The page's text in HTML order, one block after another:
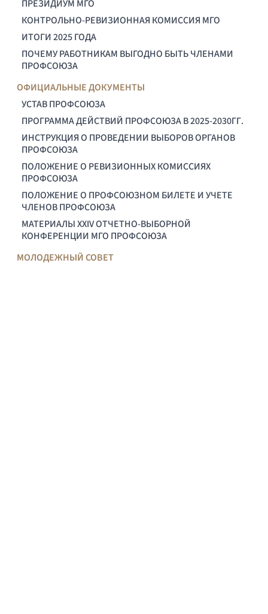
ПРЕЗИДИУМ МГО
КОНТРОЛЬНО-РЕВИЗИОННАЯ КОМИССИЯ МГО
ИТОГИ 2025 ГОДА
ПОЧЕМУ РАБОТНИКАМ ВЫГОДНО БЫТЬ ЧЛЕНАМИ
ПРОФСОЮЗА
ОФИЦИАЛЬНЫЕ ДОКУМЕНТЫ
УСТАВ ПРОФСОЮЗА
ПРОГРАММА ДЕЙСТВИЙ ПРОФСОЮЗА В 2025-2030ГГ.
ИНСТРУКЦИЯ О ПРОВЕДЕНИИ ВЫБОРОВ ОРГАНОВ
ПРОФСОЮЗА
ПОЛОЖЕНИЕ О РЕВИЗИОННЫХ КОМИССИЯХ
ПРОФСОЮЗА
ПОЛОЖЕНИЕ О ПРОФСОЮЗНОМ БИЛЕТЕ И УЧЕТЕ
ЧЛЕНОВ ПРОФСОЮЗА
МАТЕРИАЛЫ XXIV ОТЧЕТНО-ВЫБОРНОЙ
КОНФЕРЕНЦИИ МГО ПРОФСОЮЗА
МОЛОДЕЖНЫЙ СОВЕТ